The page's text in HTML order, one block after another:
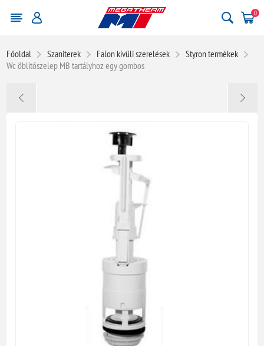
0
Főoldal Szaniterek Falon kívüli szerelések
Styron termékek
Wc öblítőszelep MB tartályhoz egy gombos